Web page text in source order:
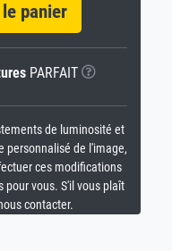
panier
PARFAIT
de luminosité et
personnalisé de l'image,
ces modifications
pour vous. S'il vous plaît
contacter.